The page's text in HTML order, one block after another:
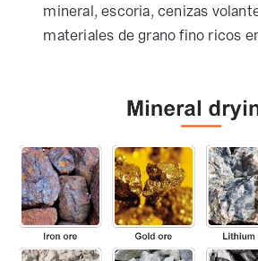
mineral, escoria, cenizas
materiales de grano fino ricos